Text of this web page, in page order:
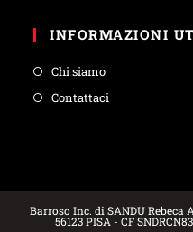
INFORMAZIONI
Chi siamo
Contattaci
Barroso Inc. di SANDU Rebeca
56123 PISA - CF